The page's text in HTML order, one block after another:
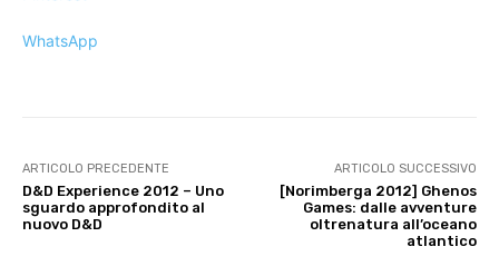
WhatsApp
ARTICOLO PRECEDENTE
D&D Experience 2012 – Uno
sguardo approfondito al
nuovo D&D
ARTICOLO SUCCESSIVO
[Norimberga 2012] Ghenos
Games: dalle avventure
oltrenatura all’oceano
atlantico